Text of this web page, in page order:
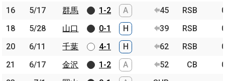
16
5/17 群馬 1-2 A 45 RSB
18
5/28 山口 0-1 H 39 RSB
20
6/11 千葉 4-1 H 62 RSB
21
6/17 金沢 1-2 A 52 CB
16
5/17
群馬
18
5/28
山口
20
6/11
千葉
21
6/17
金沢